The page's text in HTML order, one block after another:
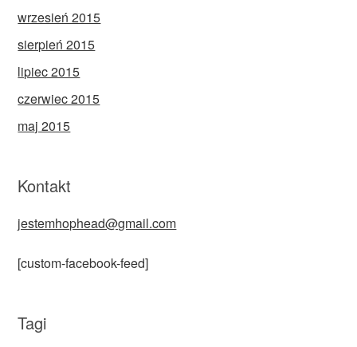
wrzesień 2015
sierpień 2015
lipiec 2015
czerwiec 2015
maj 2015
Kontakt
jestemhophead@gmail.com
[custom-facebook-feed]
Tagi